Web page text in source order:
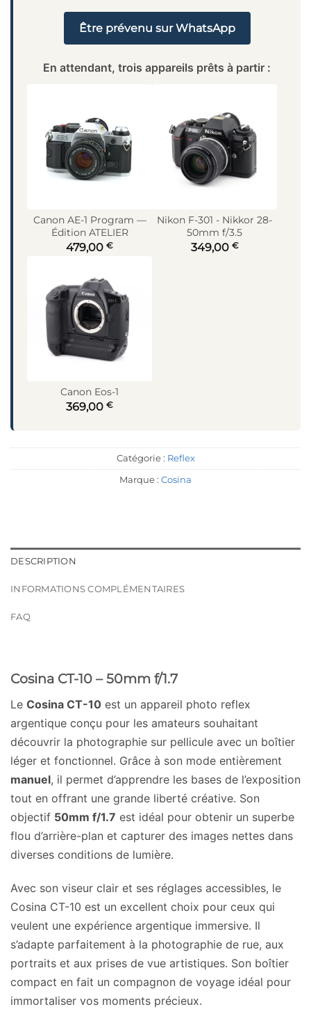
Être prévenu sur WhatsApp
En attendant, trois appareils prêts à partir :
Canon AE-1 Program —
Édition ATELIER
479,00 €
Nikon F-301 - Nikkor 28-
50mm f/3.5
349,00 €
Canon Eos-1
369,00 €
Catégorie : Reflex
Marque : Cosina
DESCRIPTION
INFORMATIONS COMPLÉMENTAIRES
FAQ
Cosina CT-10 – 50mm f/1.7
Le Cosina CT-10 est un appareil photo reflex
argentique conçu pour les amateurs souhaitant
découvrir la photographie sur pellicule avec un boîtier
léger et fonctionnel. Grâce à son mode entièrement
manuel, il permet d’apprendre les bases de l’exposition
tout en offrant une grande liberté créative. Son
objectif 50mm f/1.7 est idéal pour obtenir un superbe
flou d’arrière-plan et capturer des images nettes dans
diverses conditions de lumière.
Avec son viseur clair et ses réglages accessibles, le
Cosina CT-10 est un excellent choix pour ceux qui
veulent une expérience argentique immersive. Il
s’adapte parfaitement à la photographie de rue, aux
portraits et aux prises de vue artistiques. Son boîtier
compact en fait un compagnon de voyage idéal pour
immortaliser vos moments précieux.